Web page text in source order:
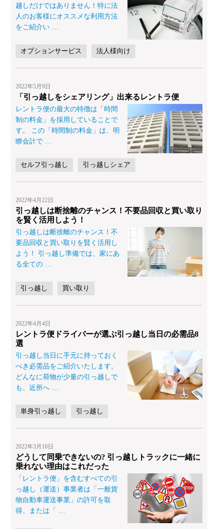
越しだけではありません！特に法
人のお客様にオススメな利用方法
をご紹介い
オプションサービス 法人様向け
2022年5月9日
「引っ越しをシェアリング」出来るレントラ便
レントラ便の最大の特徴は「時間
制の料金」を採用していることで
す。 この「時間制の料金」は、明
瞭会計で …
セルフ引っ越し 引っ越しシェア
2022年4月22日
引っ越しは断捨離のチャンス！不要品回収と買い取り
を賢く活用しよう！
引っ越しは断捨離のチャンス！不
要品回収と買い取りを賢く活用し
よう！ 引っ越し準備では、家にあ
る全ての
引っ越し 買い取り
2022年4月4日
レントラ便ドライバーが選ぶ引っ越し当日の必需品8
選
引っ越し当日に手元に持っておく
べき必需品をご紹介いたします。
どんなに荷物が少量の引っ越しで
も、近所へ …
単身引っ越し 引っ越し
2022年3月10日
どうして同乗できないの? 引っ越しトラックに一緒に
乗れない理由はこれだった
「レントラ便」を含むすべての引
っ越し（運送）事業者は「一般貨
物自動車運送事業」の許可を取
得、または「